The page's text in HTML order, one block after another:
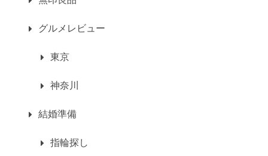
グルメレビュー
東京
神奈川
結婚準備
指輪探し